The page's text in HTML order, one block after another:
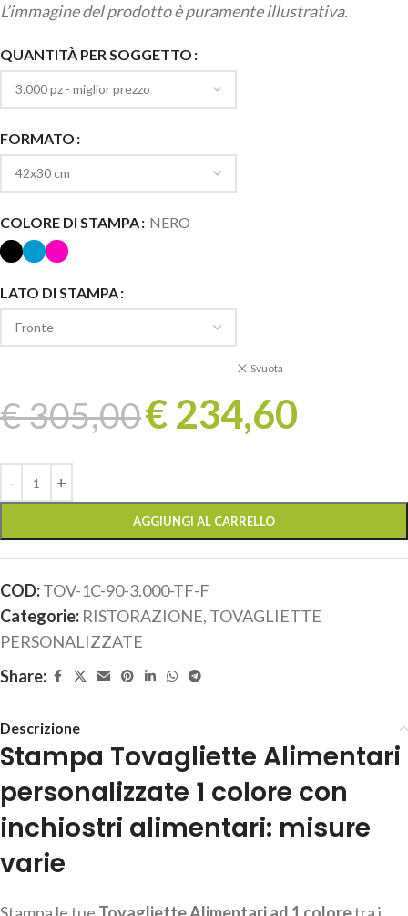
L’immagine del prodotto è puramente illustrativa.
QUANTITÀ PER SOGGETTO
FORMATO
COLORE DI STAMPA NERO
LATO DI STAMPA
Svuota
€305,00€234,60
AGGIUNGI AL CARRELLO
COD:TOV-1C-90-3.000-TF-F
Categorie: RISTORAZIONE, TOVAGLIETTE
PERSONALIZZATE
Share:
Descrizione
Stampa Tovagliette Alimentari
personalizzate 1 colore con
inchiostri alimentari: misure
varie